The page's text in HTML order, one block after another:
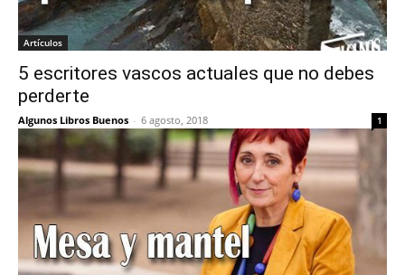
Artículos
5 escritores vascos actuales que no debes
perderte
Algunos Libros Buenos - 6 agosto, 2018 1